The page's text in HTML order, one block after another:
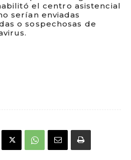
el centro asistencial
serían enviadas
o sospechosas de